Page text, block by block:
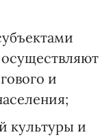
и
культуры и